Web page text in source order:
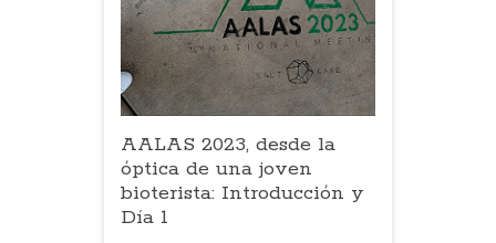
AALAS 2023, desde la
óptica de una joven
bioterista: Introducción y
Día 1